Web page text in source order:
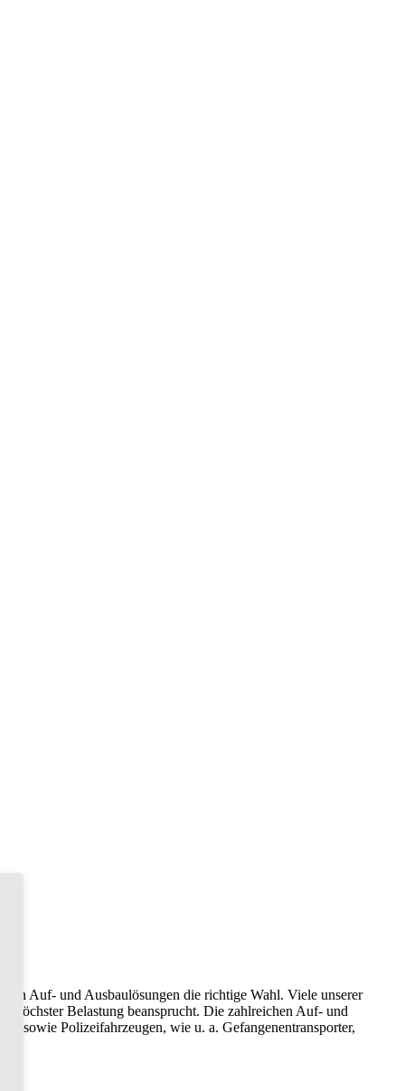
Auf- und Ausbaulösungen die richtige Wahl. Viele unserer
Belastung beansprucht. Die zahlreichen Auf- und
sowie Polizeifahrzeugen, wie u. a. Gefangenentransporter,